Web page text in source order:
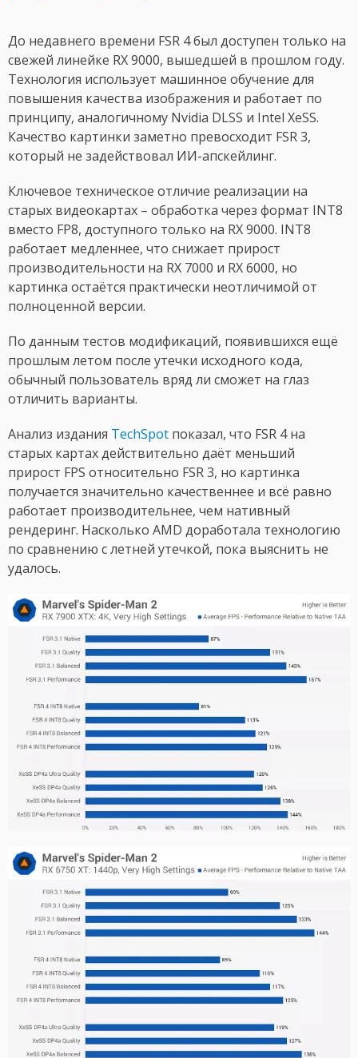
До недавнего времени FSR 4 был доступен только на
свежей линейке RX 9000, вышедшей в прошлом году.
Технология использует машинное обучение для
повышения качества изображения и работает по
принципу, аналогичному Nvidia DLSS и Intel XeSS.
Качество картинки заметно превосходит FSR 3,
который не задействовал ИИ-апскейлинг.
Ключевое техническое отличие реализации на
старых видеокартах – обработка через формат INT8
вместо FP8, доступного только на RX 9000. INT8
работает медленнее, что снижает прирост
производительности на RX 7000 и RX 6000, но
картинка остаётся практически неотличимой от
полноценной версии.
По данным тестов модификаций, появившихся ещё
прошлым летом после утечки исходного кода,
обычный пользователь вряд ли сможет на глаз
отличить варианты.
Анализ издания TechSpot показал, что FSR 4 на
старых картах действительно даёт меньший
прирост FPS относительно FSR 3, но картинка
получается значительно качественнее и всё равно
работает производительнее, чем нативный
рендеринг. Насколько AMD доработала технологию
по сравнению с летней утечкой, пока выяснить не
удалось.